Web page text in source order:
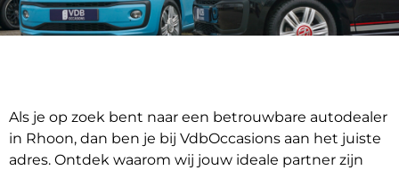
Als je op zoek bent naar een betrouwbare autodealer
in Rhoon, dan ben je bij VdbOccasions aan het juiste
adres. Ontdek waarom wij jouw ideale partner zijn